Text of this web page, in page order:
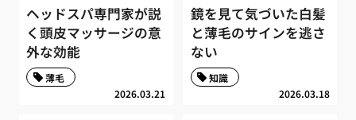
ヘッドスパ専門家が説
く頭皮マッサージの意
外な効能
2026.03.21
薄毛
鏡を見て気づいた白髪
と薄毛のサインを逃さ
ない
2026.03.18
知識